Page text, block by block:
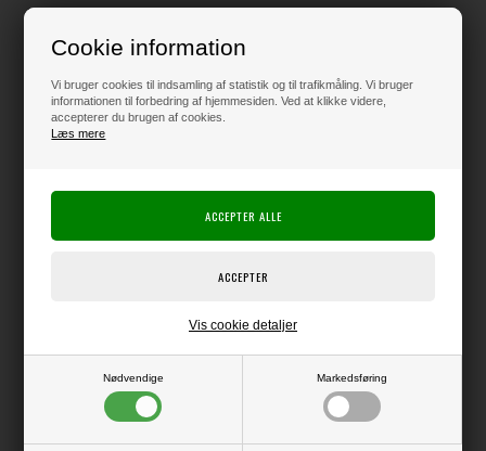
Cookie information
Vi bruger cookies til indsamling af statistik og til trafikmåling. Vi bruger
informationen til forbedring af hjemmesiden. Ved at klikke videre,
accepterer du brugen af cookies.
Læs mere
Nødvendige Markedsføring
Vis cookie detaljer
Klik her for pris inkl. fragt
Varen er på lager
Tim Holtz
LÆS OG BLIV INSPIRERET
Læs flere artikler...